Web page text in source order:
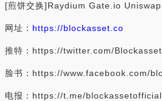
[煎饼交换]Raydium Gate.io Uniswap
网址： https://blockasset.co
推特：https://twitter.com/
脸书：https://www.facebook.com/
电报：https://t.me/blockassetofficial